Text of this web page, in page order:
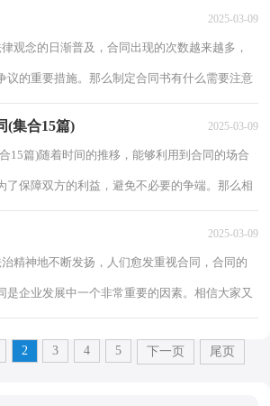
2025-03-09
观念的日渐普及，合同出现的次数越来越多，
议的重要措施。那么制定合同书有什么需要注意
整理的简易购房合...
(集合15篇) 2025-03-09
15篇)随着时间的推移，能够利用到合同的场合
了保障双方的利益，避免不必要的争端。那么相
以下是小编为大家收...
2025-03-09
精神地不断发扬，人们愈发重视合同，合同的
是企业发展中一个非常重要的因素。相信大家又
面是小编收集整理的...
2 3 4 5 下一页 尾页